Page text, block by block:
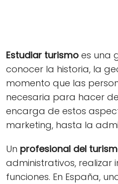
Estudiar turismo es una
conocer la historia, la
momento que las
necesaria para hacer
encarga de estos
marketing, hasta la
Un profesional del
administrativos, realizar
funciones. En España,